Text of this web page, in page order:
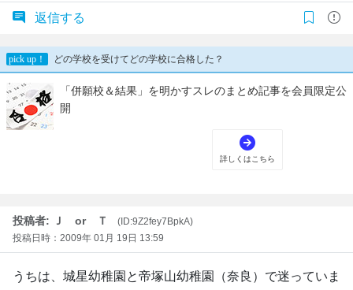
返信する
投稿者: Ｊ or Ｔ
(ID:9Z2fey7BpkA)
投稿日時：2009年 01月 19日 13:59
うちは、城星幼稚園と帝塚山幼稚園（奈良）で迷っていま